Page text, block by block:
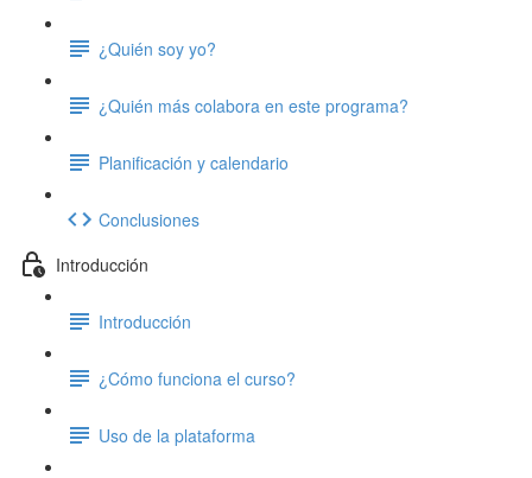
¿Quién soy yo?
¿Quién más colabora en este programa?
Planificación y calendario
Conclusiones
Introducción
Introducción
¿Cómo funciona el curso?
Uso de la plataforma